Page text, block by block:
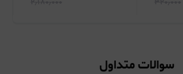
سوالات متداول